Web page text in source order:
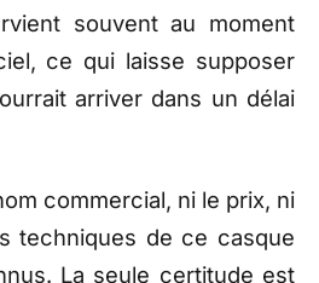
souvent au moment
ce qui laisse supposer
arriver dans un délai
commercial, ni le prix, ni
techniques de ce casque
La seule certitude est